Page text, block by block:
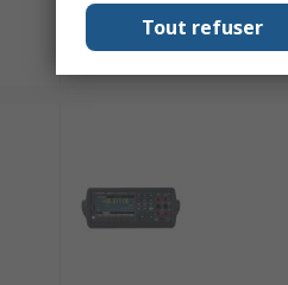
Tout refuser